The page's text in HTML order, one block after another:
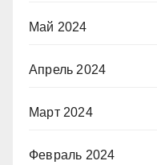
Май 2024
Апрель 2024
Март 2024
Февраль 2024